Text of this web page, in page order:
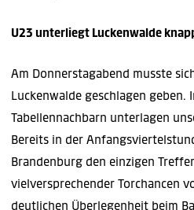
U23 unterliegt Luckenwalde
Am Donnerstagabend musste
Luckenwalde geschlagen
Tabellennachbarn unterlagen
Bereits in der
Brandenburg den einzigen
vielversprechender Torchancen
deutlichen Überlegenheit beim